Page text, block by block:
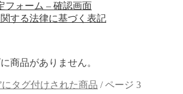
フォーム – 確認画面
する法律に基づく表記
商品がありません。
にタグ付けされた商品 /ページ 3